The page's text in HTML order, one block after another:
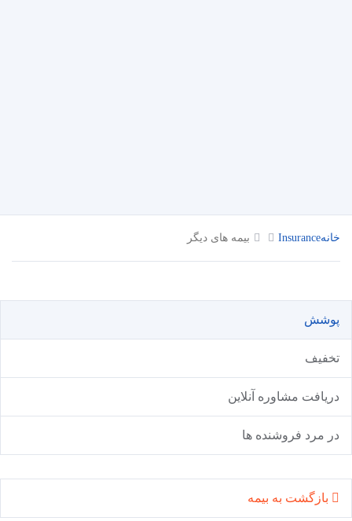
خانهInsurance بیمه های دیگر
پوشش
تخفیف
دریافت مشاوره آنلاین
در مرد فروشنده ها
بازگشت به بیمه